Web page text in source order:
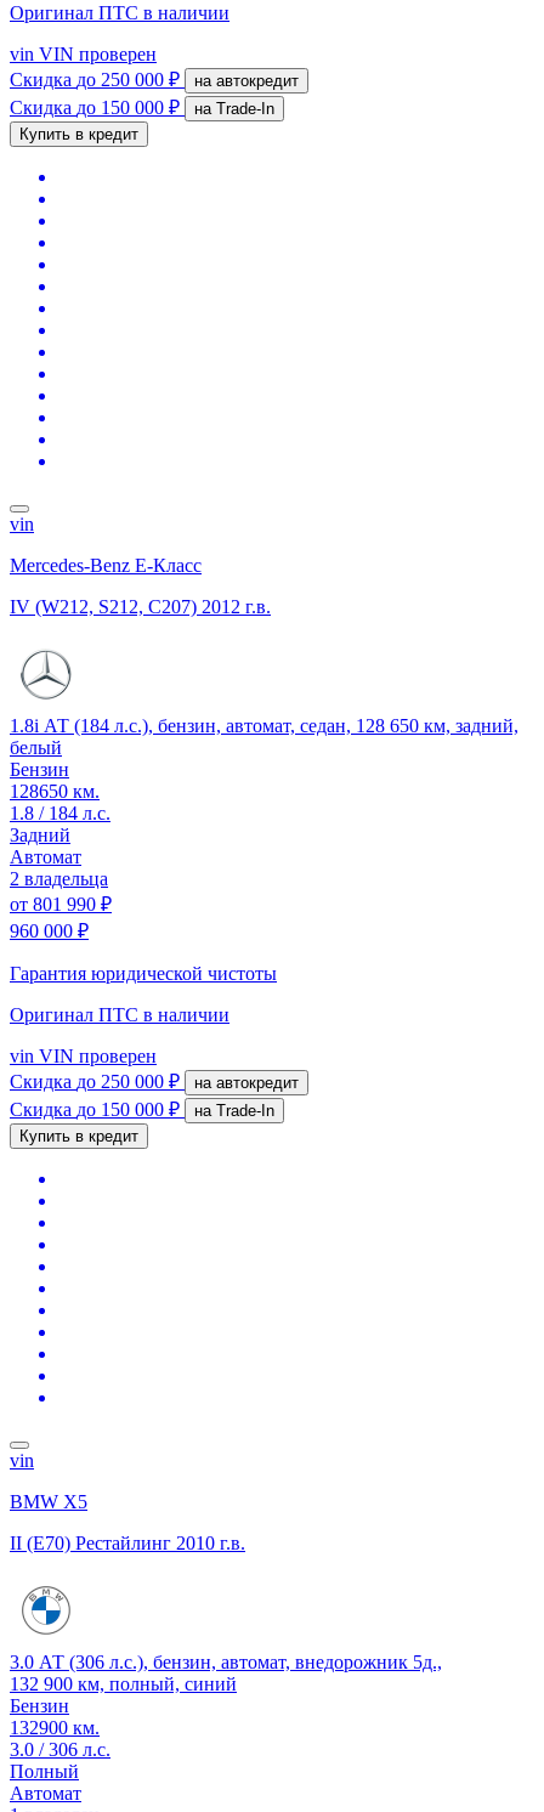
Оригинал ПТС в наличии
vin VIN проверен
Скидка до 250 000 ₽ на автокредит
Скидка до 150 000 ₽
на Trade-In
Купить в кредит
vin
Mercedes-Benz E-Класс
IV (W212, S212, C207) 2012 г.в.
1.8i АТ (184 л.с.), бензин, автомат, седан, 128 650 км, задний,
белый
Бензин
128650 км.
1.8 / 184 л.с.
Задний
Автомат
2 владельца
от 801 990 ₽
960 000 ₽
Гарантия юридической чистоты
Оригинал ПТС в наличии
vin VIN проверен
Скидка до 250 000 ₽ на автокредит
Скидка до 150 000 ₽
на Trade-In
Купить в кредит
vin
BMW X5
II (E70) Рестайлинг 2010 г.в.
3.0 АТ (306 л.с.), бензин, автомат, внедорожник 5д.,
132 900 км, полный, синий
Бензин
132900 км.
3.0 / 306 л.с.
Полный
Автомат